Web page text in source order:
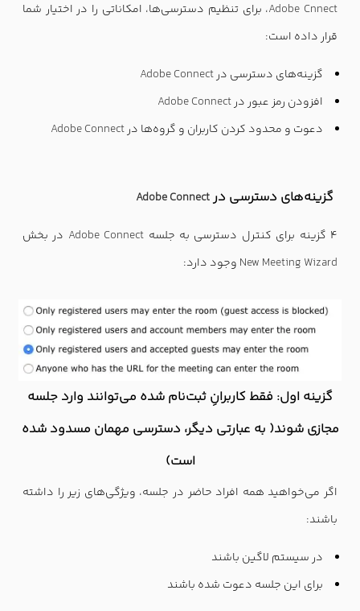
Adobe Cnnect، برای تنظیم دسترسی‌ها، امکاناتی را در اختیار شما
قرار داده است:
گزینه‌های دسترسی درAdobe Connect
افزودن رمز عبور درAdobe Connect
دعوت و محدود کردن کاربران و گروه‌ها درAdobe Connect
گزینه‌های دسترسی درAdobe Connect
4 گزینه برای کنترل دسترسی به جلسه Adobe Connect در بخش
New Meeting Wizard وجود دارد:
گزینه اول: فقط کاربرانِ ثبت‌نام شده می‌توانند وارد جلسه
مجازی شوند( به عبارتی دیگر، دسترسی مهمان مسدود شده
است)
اگر می‌خواهید همه افراد حاضر در جلسه، ویژگی‌های زیر را داشته
باشند:
در سیستم لاگین باشند
برای این جلسه دعوت شده باشند